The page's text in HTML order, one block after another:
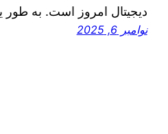
دیجیتال امروز است. به طور
نوامبر 6, 2025